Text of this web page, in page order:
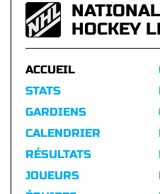
NATIONAL
HOCKEY
ACCUEIL
STATS
GARDIENS
CALENDRIER
RÉSULTATS
JOUEURS